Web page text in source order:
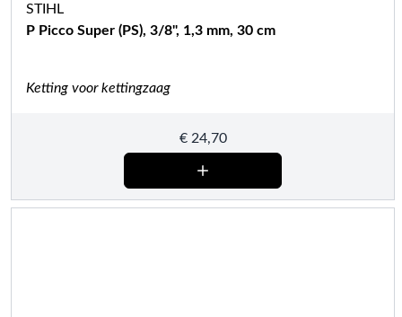
STIHL
P Picco Super (PS), 3/8", 1,3 mm, 30 cm
Ketting voor kettingzaag
€24,70